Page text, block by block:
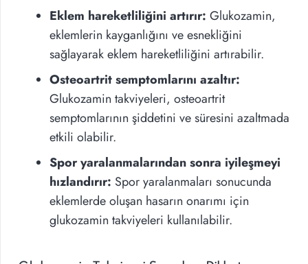
Eklem hareketliliğini artırır: Glukozamin,
eklemlerin kayganlığını ve esnekliğini
sağlayarak eklem hareketliliğini artırabilir.
Osteoartrit semptomlarını azaltır:
Glukozamin takviyeleri, osteoartrit
semptomlarının şiddetini ve süresini azaltmada
etkili olabilir.
Spor yaralanmalarından sonra iyileşmeyi
hızlandırır: Spor yaralanmaları sonucunda
eklemlerde oluşan hasarın onarımı için
glukozamin takviyeleri kullanılabilir.